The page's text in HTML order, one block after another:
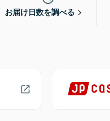
お届け日数を調べる